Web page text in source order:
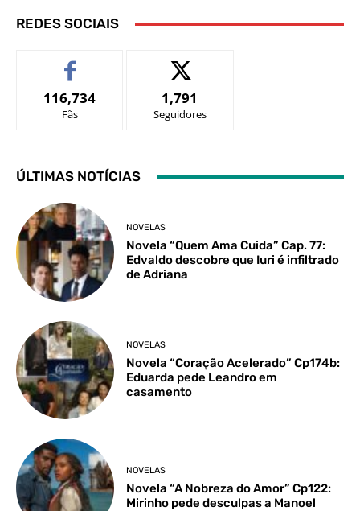
REDES SOCIAIS
116,734
Fãs
1,791
Seguidores
ÚLTIMAS NOTÍCIAS
NOVELAS
Novela “Quem Ama Cuida” Cap. 77:
Edvaldo descobre que Iuri é infiltrado
de Adriana
NOVELAS
Novela “Coração Acelerado” Cp174b:
Eduarda pede Leandro em
casamento
NOVELAS
Novela “A Nobreza do Amor” Cp122:
Mirinho pede desculpas a Manoel